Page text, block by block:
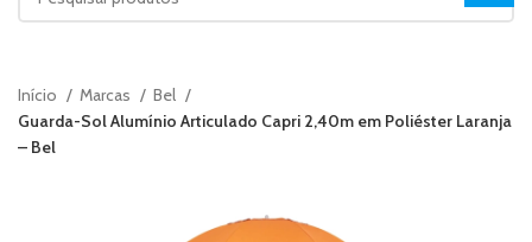
Início Marcas
Bel
Guarda-Sol Alumínio Articulado Capri 2,40m em Poliéster Laranja
– Bel